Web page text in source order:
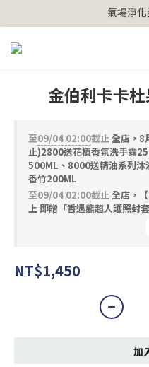
【官網獨家】首次消費 不
【官網獨家】首次消費 不
金伯利卡卡
至09/04 02:00截止全店，8
止)2800送花植香氛洗手露
500ML、8000送精油系列
香竹200ML
至09/04 02:00截止全店，
上 即贈「香遇熊超人護照封
NT$1,450
加